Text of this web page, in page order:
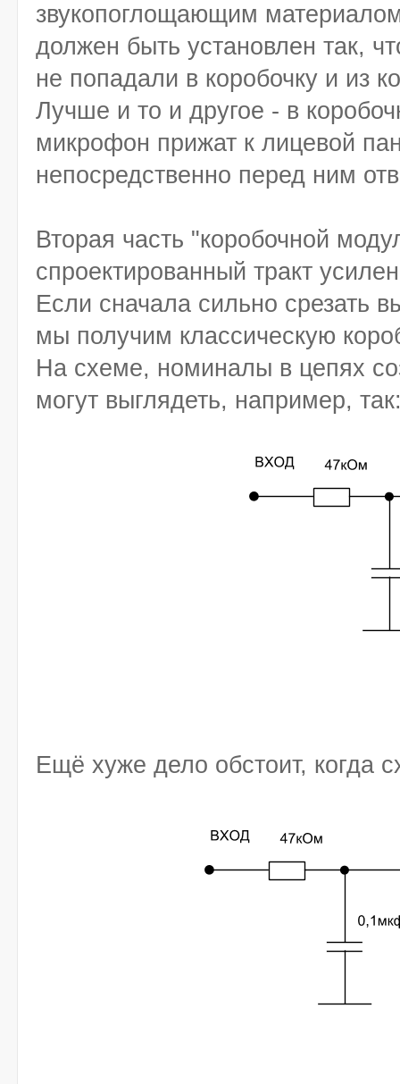
звукопоглощающим
должен быть установлен так,
не попадали в коробочку и из
Лучше и то и другое - в
микрофон прижат к лицевой
непосредственно перед ним
Вторая часть "коробочной
спроектированный тракт
Если сначала сильно срезать
мы получим классическую
На схеме, номиналы в цепях
могут выглядеть, например,
Ещё хуже дело обстоит, когда